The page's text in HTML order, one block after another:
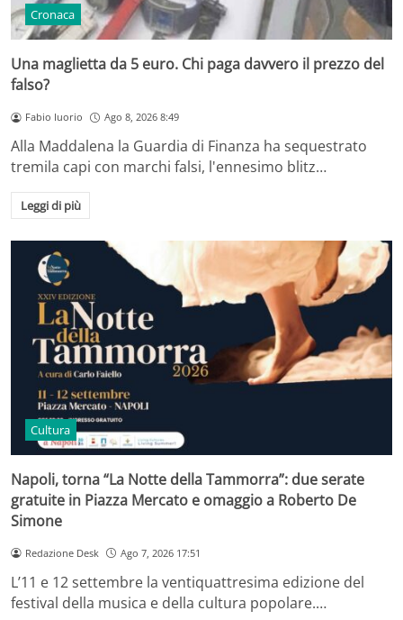
Cronaca
Una maglietta da 5 euro. Chi paga davvero il prezzo del
falso?
Fabio Iuorio Ago 8, 2026 8:49
Alla Maddalena la Guardia di Finanza ha sequestrato
tremila capi con marchi falsi, l'ennesimo blitz…
Leggi di più
Cultura
Napoli, torna “La Notte della Tammorra”: due serate
gratuite in Piazza Mercato e omaggio a Roberto De
Simone
Redazione Desk Ago 7, 2026 17:51
L’11 e 12 settembre la ventiquattresima edizione del
festival della musica e della cultura popolare.…